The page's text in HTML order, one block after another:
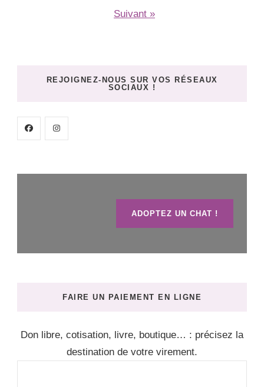
Suivant »
REJOIGNEZ-NOUS SUR VOS RÉSEAUX
SOCIAUX !
ADOPTEZ UN CHAT !
FAIRE UN PAIEMENT EN LIGNE
Don libre, cotisation, livre, boutique… : précisez la
destination de votre virement.